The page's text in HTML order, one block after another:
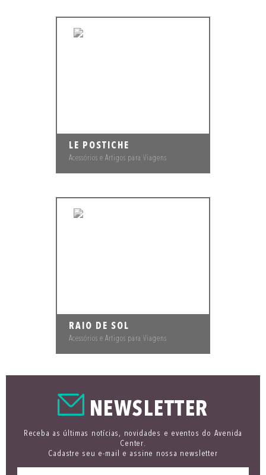
LE POSTICHE
Acessórios e Artigos para Viagens
RAIO DE SOL
Acessórios e Artigos para Viagens
NEWSLETTER
Receba as últimas notícias, novidades e eventos do Avenida
Center.
Cadastre seu e-mail e assine nossa newsletter